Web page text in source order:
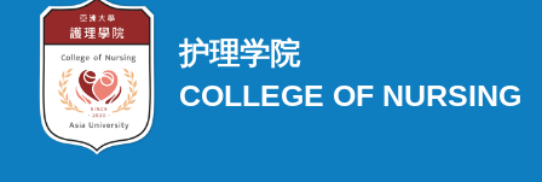
护理学院
COLLEGE OF NURSING